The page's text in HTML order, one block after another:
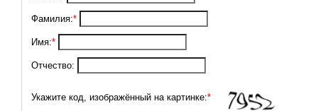
Фамилия:*
Имя:*
Отчество:
Укажите код, изображённый на картинке:*